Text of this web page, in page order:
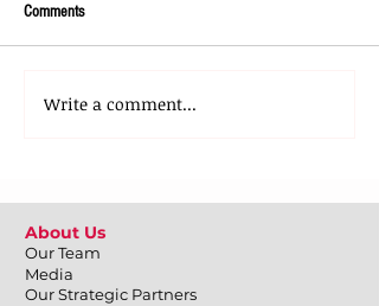
Comments
Write a comment...
About Us
Our Team
Media
Our Strategic Partners